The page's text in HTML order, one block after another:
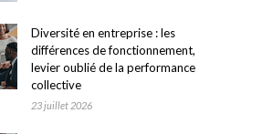
Diversité en entreprise : les
différences de fonctionnement,
levier oublié de la performance
collective
23 juillet 2026